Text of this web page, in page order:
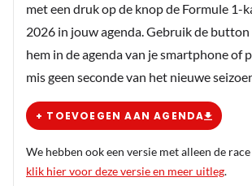
met een druk op de knop de Formule 1-
2026 in jouw agenda. Gebruik de
hem in de agenda van je smartphone of
mis geen seconde van het nieuwe
+ TOEVOEGEN AAN AGENDA
We hebben ook een versie met alleen de
klik hier voor deze versie en meer uitleg.